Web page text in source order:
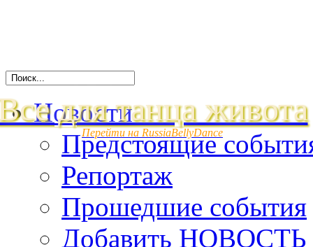
для танца живота
Перейти на RussiaBellyDance
Новости
Предстоящие
Репортаж
Прошедшие события
Добавить НОВОСТЬ